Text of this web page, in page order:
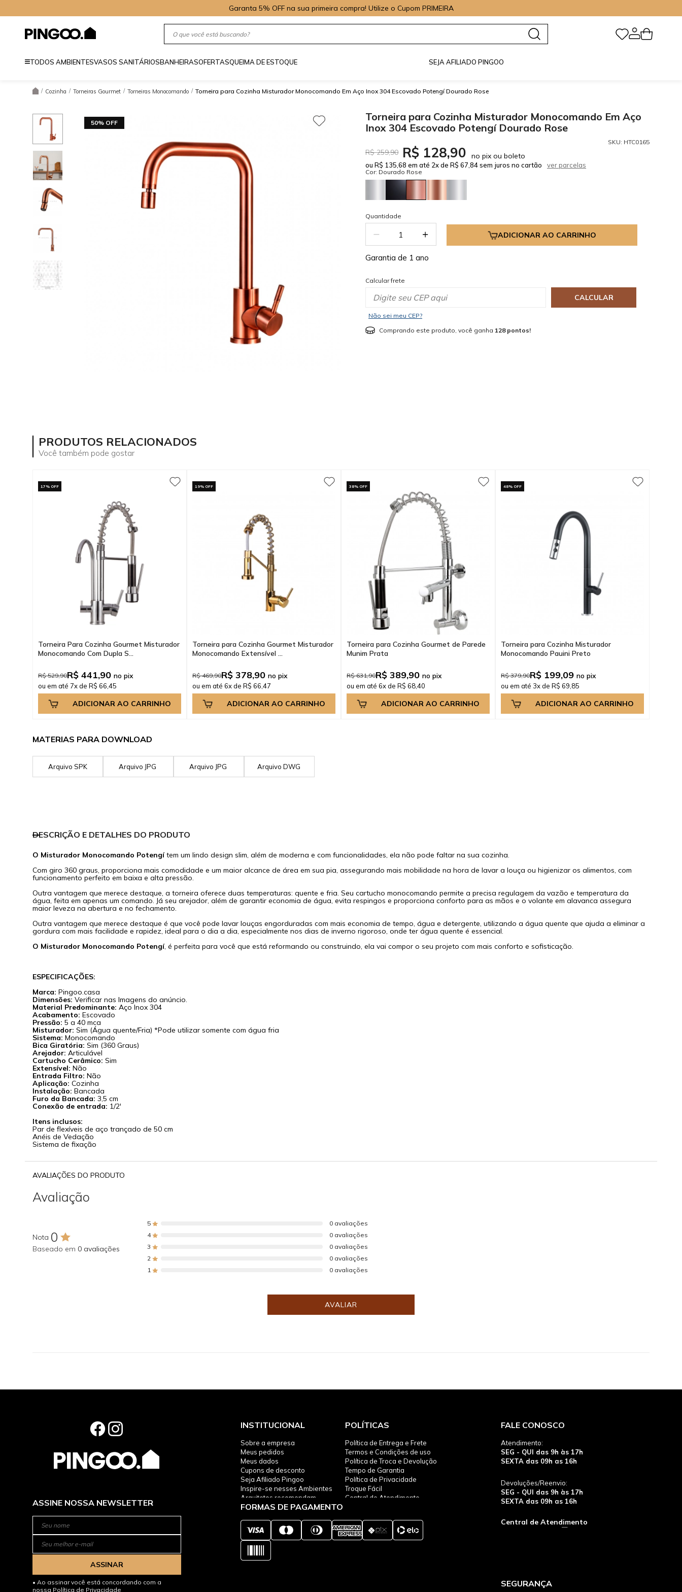
Garanta 5% OFF na sua primeira compra! Utilize o Cupom PRIMEIRA
0
TODOS AMBIENTESVASOS SANITÁRIOSBANHEIRASOFERTASQUEIMA DE ESTOQUE SEJA AFILIADO PINGOO
/ Cozinha / Torneiras Gourmet / Torneiras Monocomando / Torneira para Cozinha Misturador Monocomando Em Aço Inox 304 Escovado Potengí Dourado Rose
50% OFF
Torneira para Cozinha Misturador Monocomando Em Aço
Inox 304 Escovado Potengí Dourado Rose
SKU: HTC0165
R$ 259,90 R$ 128,90 no pix ou boleto
ou R$ 135,68 em até 2x de R$ 67,84 sem juros no cartão ver parcelas
Cor: Dourado Rose
Quantidade
ADICIONAR AO CARRINHO
Garantia de 1 ano
Calcular frete
CALCULAR
Não sei meu CEP?
Comprando este produto, você ganha 128 pontos!
PRODUTOS RELACIONADOS
Você também pode gostar
17% OFF
Torneira Para Cozinha Gourmet Misturador
Monocomando Com Dupla S...
R$ 529,90R$ 441,90no pix
ou em até 7x de R$ 66,45
ADICIONAR AO CARRINHO
19% OFF
Torneira para Cozinha Gourmet Misturador
Monocomando Extensível ...
R$ 469,90R$ 378,90no pix
ou em até 6x de R$ 66,47
ADICIONAR AO CARRINHO
38% OFF
Torneira para Cozinha Gourmet de Parede
Munim Prata
R$ 631,90R$ 389,90no pix
ou em até 6x de R$ 68,40
ADICIONAR AO CARRINHO
48% OFF
Torneira para Cozinha Misturador
Monocomando Pauini Preto
R$ 379,90R$ 199,09no pix
ou em até 3x de R$ 69,85
ADICIONAR AO CARRINHO
MATERIAS PARA DOWNLOAD
Arquivo SPK Arquivo JPG Arquivo JPG Arquivo DWG
DESCRIÇÃO E DETALHES DO PRODUTO
O Misturador Monocomando Potengítem um lindo design slim, além de moderna e com funcionalidades, ela não pode faltar na sua cozinha.
Com giro 360 graus, proporciona mais comodidade e um maior alcance de área em sua pia, assegurando mais mobilidade na hora de lavar a louça ou higienizar os alimentos, com
funcionamento perfeito em baixa e alta pressão.
Outra vantagem que merece destaque, a torneira oferece duas temperaturas: quente e fria. Seu cartucho monocomando permite a precisa regulagem da vazão e temperatura da
água, feita em apenas um comando. Já seu arejador, além de garantir economia de água, evita respingos e proporciona conforto para as mãos e o volante em alavanca assegura
maior leveza na abertura e no fechamento.
Outra vantagem que merece destaque é que você pode lavar louças engorduradas com mais economia de tempo, água e detergente, utilizando a água quente que ajuda a eliminar a
gordura com mais facilidade e rapidez, ideal para o dia a dia, especialmente nos dias de inverno rigoroso, onde ter água quente é essencial.
O Misturador Monocomando Potengí, é perfeita para você que está reformando ou construindo, ela vai compor o seu projeto com mais conforto e sofisticação.
ESPECIFICAÇÕES:
Marca: Pingoo.casa
Dimensões: Verificar nas Imagens do anúncio.
Material Predominante: Aço Inox 304
Acabamento:Escovado
Pressão: 5 a 40 mca
Misturador: Sim (Água quente/Fria) *Pode utilizar somente com água fria
Sistema: Monocomando
Bica Giratória:Sim (360 Graus)
Arejador:Articulável
Cartucho Cerâmico: Sim
Extensível:Não
Entrada Filtro:Não
Aplicação:Cozinha
Instalação:Bancada
Furo da Bancada:3,5 cm
Conexão de entrada: 1/2'
Itens inclusos:
Par de flexíveis de aço trançado de 50 cm
Anéis de Vedação
Sistema de fixação
AVALIAÇÕES DO PRODUTO
Avaliação
Nota 0
Baseado em0 avaliações
5
0 avaliações
4
0 avaliações
3
0 avaliações
2
0 avaliações
1
0 avaliações
AVALIAR
VOCÊ PODE GOSTAR DESSES TAMBÉM